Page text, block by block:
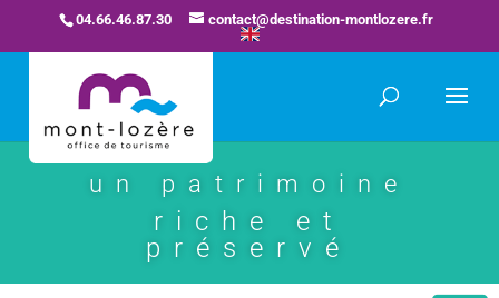
04.66.46.87.30 contact@destination-montlozere.fr
un patrimoine
riche et
préservé